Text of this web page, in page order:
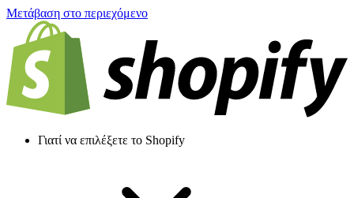
Μετάβαση στο περιεχόμενο
Γιατί να επιλέξετε το Shopify